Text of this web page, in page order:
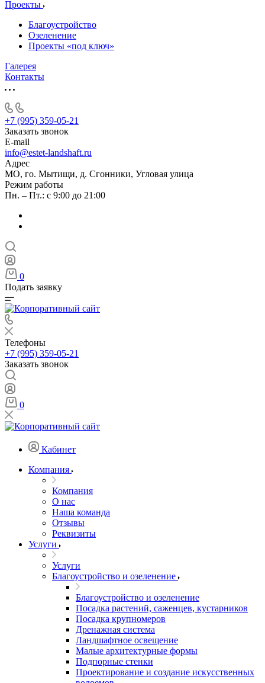
Проекты
Благоустройство
Озеленение
Проекты «под ключ»
Галерея
Контакты
+7 (995) 359-05-21
Заказать звонок
E-mail
info@estet-landshaft.ru
Адрес
МО, го. Мытищи, д. Сгонники, Угловая улица
Режим работы
Пн. – Пт.: с 9:00 до 21:00
0
Подать заявку
Телефоны
+7 (995) 359-05-21
Заказать звонок
0
Кабинет
Компания
Компания
О нас
Наша команда
Отзывы
Реквизиты
Услуги
Услуги
Благоустройство и озеленение
Благоустройство и озеленение
Посадка растений, саженцев, кустарников
Посадка крупномеров
Дренажная система
Ландшафтное освещение
Малые архитектурные формы
Подпорные стенки
Проектирование и создание искусственных